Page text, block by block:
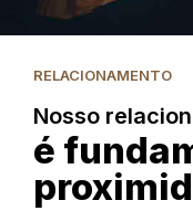
RELACIONAMENTO
Nosso
é